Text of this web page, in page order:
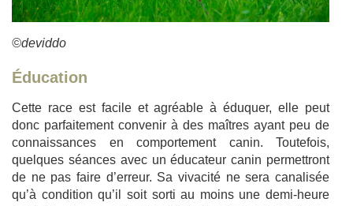
©deviddo
Éducation
Cette race est facile et agréable à éduquer, elle peut
donc parfaitement convenir à des maîtres ayant peu de
connaissances en comportement canin. Toutefois,
quelques séances avec un éducateur canin permettront
de ne pas faire d’erreur. Sa vivacité ne sera canalisée
qu’à condition qu’il soit sorti au moins une demi-heure